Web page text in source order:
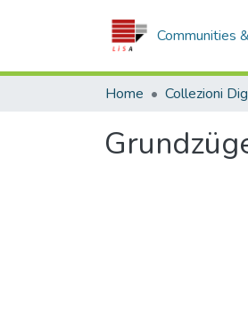
Communities
Home